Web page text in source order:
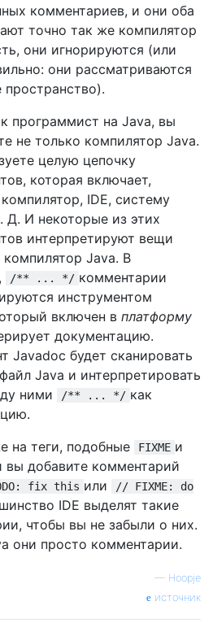
комментариев, и они оба
точно так же компилятор
они игнорируются (или
они рассматриваются
пространство).
программист на Java, вы
не только компилятор Java.
целую цепочку
которая включает,
IDE, систему
Д. И некоторые из этих
интерпретируют вещи
компилятор Java. В
/** ... */ комментарии
инструментом
включен в платформу
документацию.
Javadoc будет сканировать
Java и интерпретировать
ними
/** ... */ как
на теги, подобные
FIXME и
вы добавите комментарий
fix this или
// FIXME: do
IDE выделят такие
чтобы вы не забыли о них.
они просто комментарии.
— Hoopje
источник